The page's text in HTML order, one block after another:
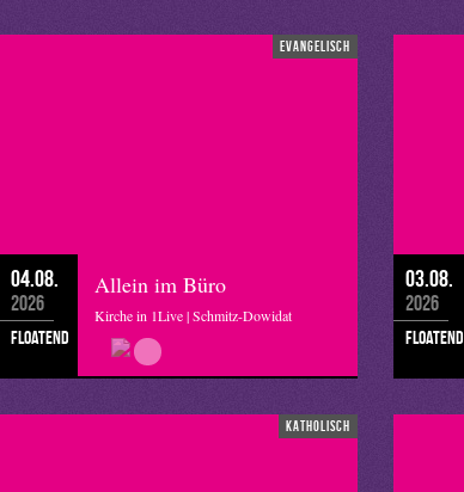
evangelisch
04.08.
2026
floatend
Allein im Büro
Kirche in 1Live | Schmitz-Dowidat
03.08.
2026
floatend
katholisch